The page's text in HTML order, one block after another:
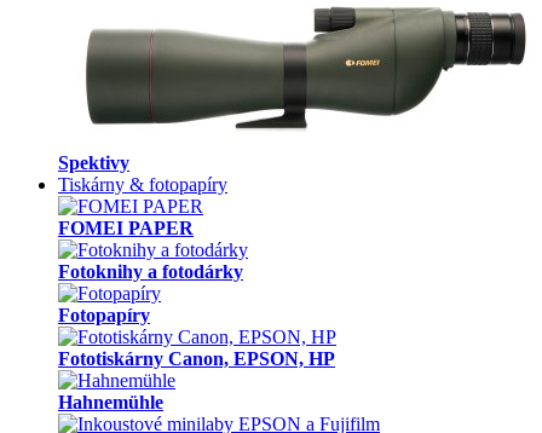
Spektivy
Tiskárny & fotopapíry
FOMEI PAPER
Fotoknihy a fotodárky
Fotopapíry
Fototiskárny Canon, EPSON, HP
Hahnemühle